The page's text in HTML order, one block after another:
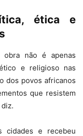
ética e
obra não é apenas
e religioso nas
dos povos africanos
que resistem
cidades e recebeu